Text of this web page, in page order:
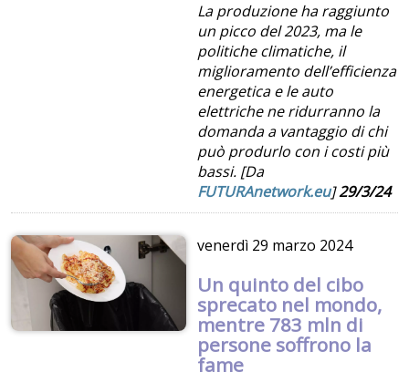
La produzione ha raggiunto
un picco del 2023, ma le
politiche climatiche, il
miglioramento dell’efficienza
energetica e le auto
elettriche ne ridurranno la
domanda a vantaggio di chi
può produrlo con i costi più
bassi. [Da
FUTURAnetwork.eu]29/3/24
venerdì 29 marzo 2024
Un quinto del cibo
sprecato nel mondo,
mentre 783 mln di
persone soffrono la
fame